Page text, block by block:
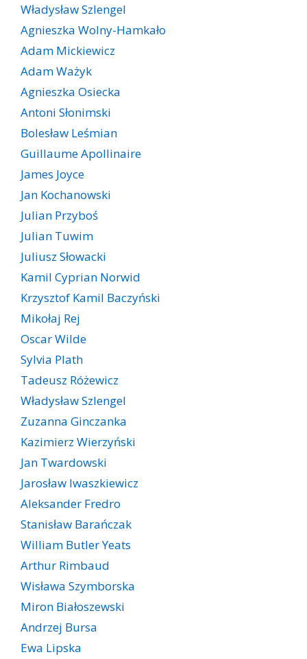
Władysław Szlengel
Agnieszka Wolny-Hamkało
Adam Mickiewicz
Adam Ważyk
Agnieszka Osiecka
Antoni Słonimski
Bolesław Leśmian
Guillaume Apollinaire
James Joyce
Jan Kochanowski
Julian Przyboś
Julian Tuwim
Juliusz Słowacki
Kamil Cyprian Norwid
Krzysztof Kamil Baczyński
Mikołaj Rej
Oscar Wilde
Sylvia Plath
Tadeusz Różewicz
Władysław Szlengel
Zuzanna Ginczanka
Kazimierz Wierzyński
Jan Twardowski
Jarosław Iwaszkiewicz
Aleksander Fredro
Stanisław Barańczak
William Butler Yeats
Arthur Rimbaud
Wisława Szymborska
Miron Białoszewski
Andrzej Bursa
Ewa Lipska